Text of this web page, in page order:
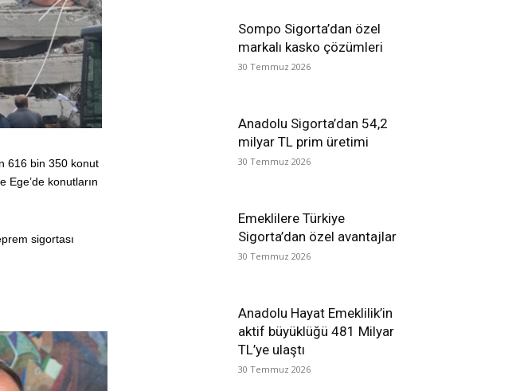
Sompo Sigorta’dan özel
markalı kasko çözümleri
30 Temmuz 2026
Anadolu Sigorta’dan 54,2
milyar TL prim üretimi
30 Temmuz 2026
Emeklilere Türkiye
Sigorta’dan özel avantajlar
30 Temmuz 2026
Anadolu Hayat Emeklilik’in
aktif büyüklüğü 481 Milyar
TL’ye ulaştı
30 Temmuz 2026
616 bin 350 konut
Ege’de konutların
sigortası